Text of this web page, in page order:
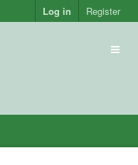
Log in Register